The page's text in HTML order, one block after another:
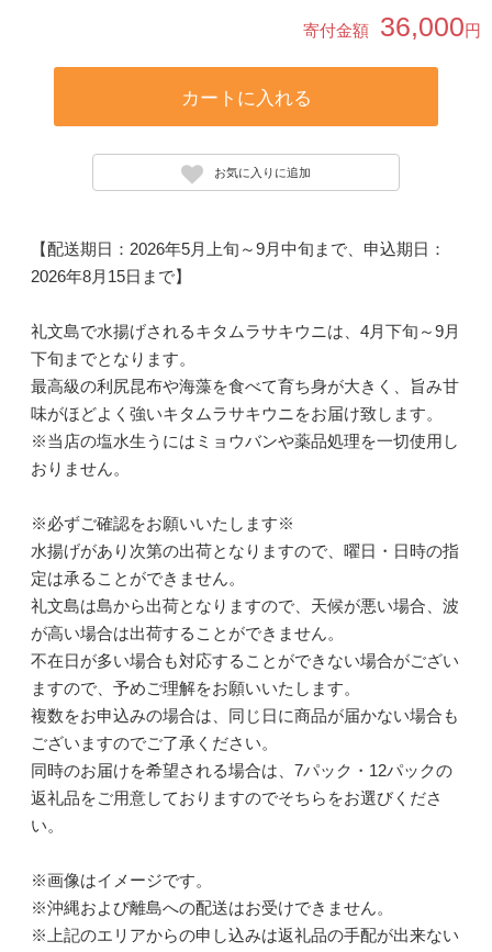
寄付金額 36,000円
カートに入れる
お気に入りに追加
【配送期日：2026年5月上旬～9月中旬まで、申込期日：
2026年8月15日まで】
礼文島で水揚げされるキタムラサキウニは、4月下旬～9月
下旬までとなります。
最高級の利尻昆布や海藻を食べて育ち身が大きく、旨み甘
味がほどよく強いキタムラサキウニをお届け致します。
※当店の塩水生うにはミョウバンや薬品処理を一切使用し
おりません。
※必ずご確認をお願いいたします※
水揚げがあり次第の出荷となりますので、曜日・日時の指
定は承ることができません。
礼文島は島から出荷となりますので、天候が悪い場合、波
が高い場合は出荷することができません。
不在日が多い場合も対応することができない場合がござい
ますので、予めご理解をお願いいたします。
複数をお申込みの場合は、同じ日に商品が届かない場合も
ございますのでご了承ください。
同時のお届けを希望される場合は、7パック・12パックの
返礼品をご用意しておりますのでそちらをお選びくださ
い。
※画像はイメージです。
※沖縄および離島への配送はお受けできません。
※上記のエリアからの申し込みは返礼品の手配が出来ない